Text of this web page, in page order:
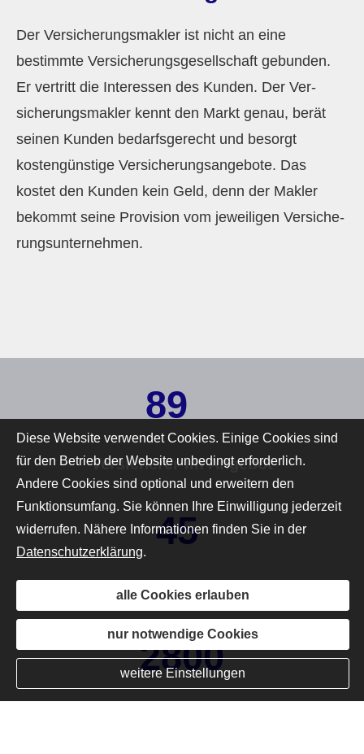
Der Ver­sicherungs­makler ist nicht an eine
bestimmte Versicherungsgesellschaft gebunden.
Er vertritt die Interessen des Kunden. Der Ver­
sicherungs­makler kennt den Markt genau, berät
seinen Kunden bedarfsgerecht und besorgt
kostengünstige Versicherungsangebote. Das
kostet den Kunden kein Geld, denn der Makler
bekommt seine Provision vom jeweiligen Ver­si­che­
rungs­un­ter­neh­men.
89
Versicherer im Angebot
45
Jahre Berufserfahrung
2800
Diese Website verwendet Cookies. Einige Cookies sind
für den Betrieb der Website unbedingt erforderlich.
Andere Cookies sind optional und erweitern den
Funktionsumfang. Sie können Ihre Einwilligung jederzeit
widerrufen. Nähere Informationen finden Sie in der
Datenschutzerklärung.
alle Cookies erlauben
nur notwendige Cookies
weitere Einstellungen